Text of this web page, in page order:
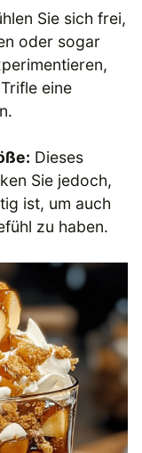
Sie sich frei,
oder sogar
eine
Dieses
Sie jedoch,
ist, um auch
zu haben.